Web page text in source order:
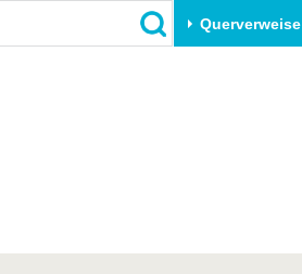
Querverweise
Gründen an der BTU